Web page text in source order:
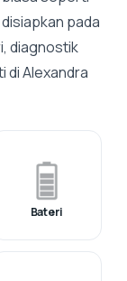
pada
diagnostik
di Alexandra
Bateri